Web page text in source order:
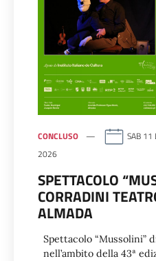
CONCLUSO SAB 11
2026
SPETTACOLO
CORRADINI
ALMADA
Spettacolo “Mussolini”
nell’ambito della 43ª